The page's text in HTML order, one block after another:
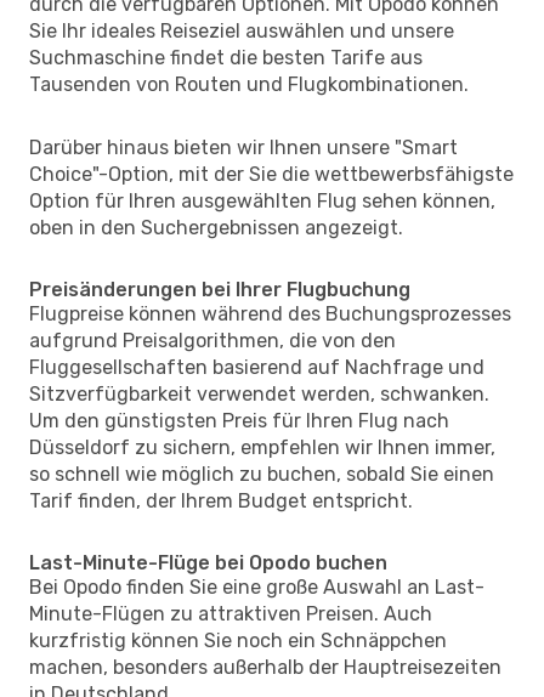
Sie Ihr ideales Reiseziel auswählen und unsere
Suchmaschine findet die besten Tarife aus
Tausenden von Routen und Flugkombinationen.
Darüber hinaus bieten wir Ihnen unsere "Smart
Choice"-Option, mit der Sie die wettbewerbsfähigste
Option für Ihren ausgewählten Flug sehen können,
oben in den Suchergebnissen angezeigt.
Preisänderungen bei Ihrer Flugbuchung
Flugpreise können während des Buchungsprozesses
aufgrund Preisalgorithmen, die von den
Fluggesellschaften basierend auf Nachfrage und
Sitzverfügbarkeit verwendet werden, schwanken.
Um den günstigsten Preis für Ihren Flug nach
Düsseldorf zu sichern, empfehlen wir Ihnen immer,
so schnell wie möglich zu buchen, sobald Sie einen
Tarif finden, der Ihrem Budget entspricht.
Last-Minute-Flüge bei Opodo buchen
Bei Opodo finden Sie eine große Auswahl an Last-
Minute-Flügen zu attraktiven Preisen. Auch
kurzfristig können Sie noch ein Schnäppchen
machen, besonders außerhalb der Hauptreisezeiten